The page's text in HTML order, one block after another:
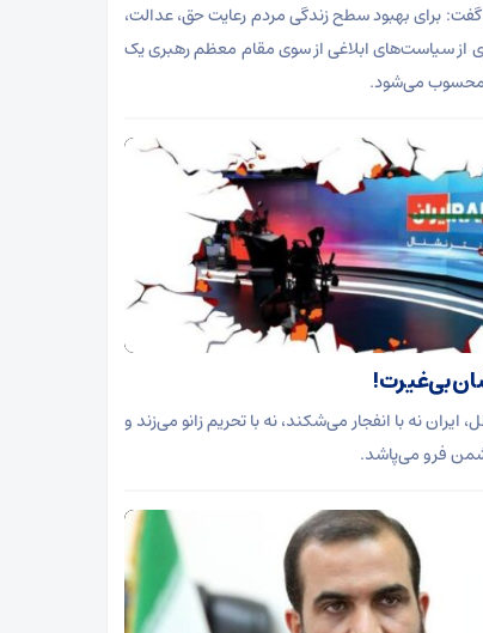
برای بهبود سطح زندگی مردم رعایت حق، عدالت،
از سیاست‌های ابلاغی از سوی مقام معظم رهبری یک
می‌شود.
بی‌غیرت!
ایران نه با انفجار می‌شکند، نه با تحریم زانو می‌زند و
فرو می‌پاشد.